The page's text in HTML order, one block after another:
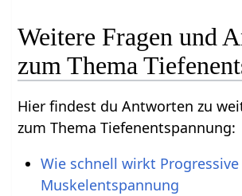
Weitere Fragen und
zum Thema
Hier findest du Antworten zu
zum Thema Tiefenentspannung:
Wie schnell wirkt Progressive
Muskelentspannung